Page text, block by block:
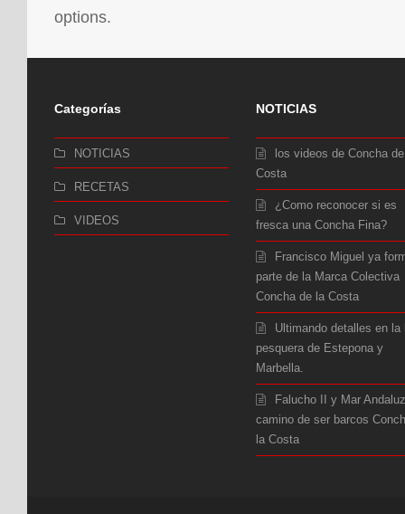
options.
Categorías
NOTICIAS
RECETAS
VIDEOS
NOTICIAS
los videos de Concha
Costa
¿Como reconocer si es
fresca una Concha Fina?
Francisco Miguel ya
parte de la Marca Colectiva
Concha de la Costa
Ultimando detalles en la
pesquera de Estepona y
Marbella.
Falucho II y Mar Andaluz
camino de ser barcos
la Costa